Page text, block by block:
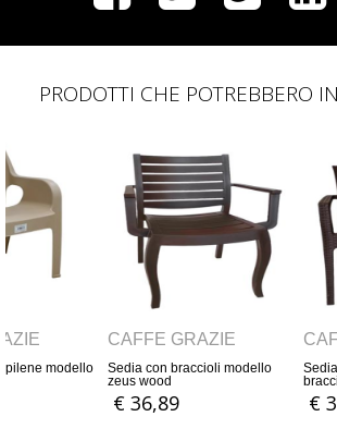
PRODOTTI CHE POTREBBERO
modello
CAFFÈ GRAZIE
Sedia effetto rattan con
braccioli
€ 31,15